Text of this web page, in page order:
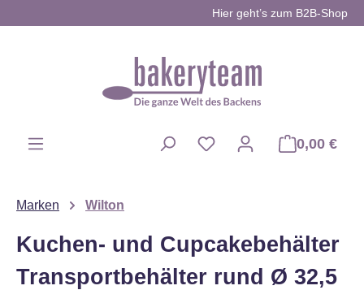
Hier geht’s zum B2B-Shop
0,00 €
Marken Wilton
Kuchen- und Cupcakebehälter
Transportbehälter rund Ø 32,5